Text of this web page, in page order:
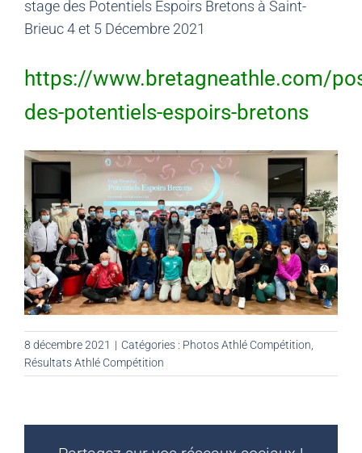
stage des Potentiels Espoirs Bretons à Saint-
Brieuc 4 et 5 Décembre 2021
https://www.bretagneathle.com/
des-potentiels-espoirs-bretons
8 décembre 2021 | Catégories : Photos Athlé Compétition
Résultats Athlé Compétition